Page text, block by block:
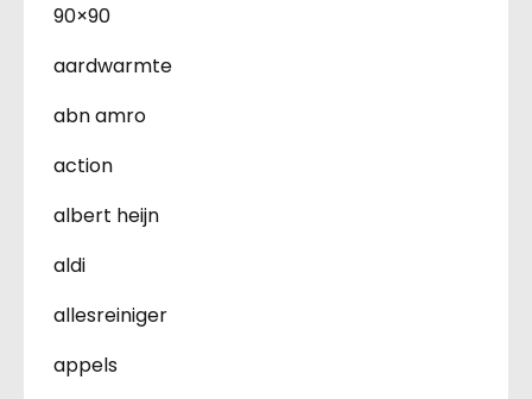
90×90
aardwarmte
abn amro
action
albert heijn
aldi
allesreiniger
appels